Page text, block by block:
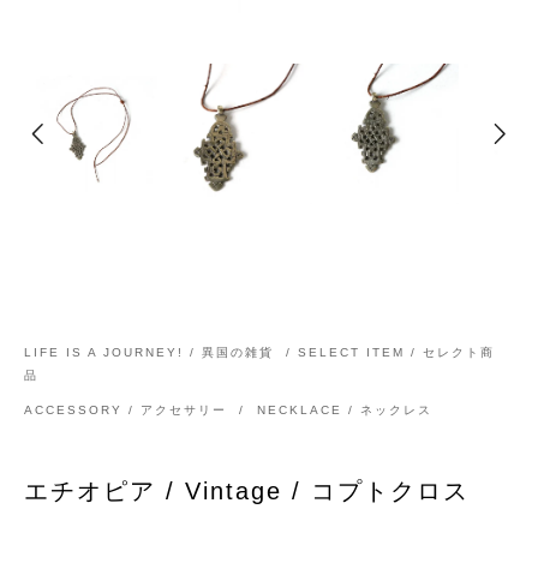
LIFE IS A JOURNEY! / 異国の雑貨 /
SELECT ITEM / セレクト商
品
ACCESSORY / アクセサリー / NECKLACE / ネックレス
エチオピア / Vintage / コプトクロス